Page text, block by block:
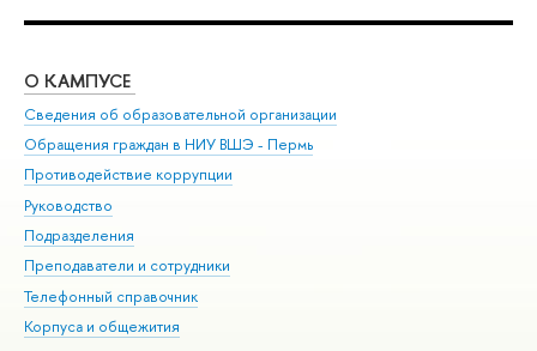
О КАМПУСЕ
Сведения об образовательной организации
Обращения граждан в НИУ ВШЭ - Пермь
Противодействие коррупции
Руководство
Подразделения
Преподаватели и сотрудники
Телефонный справочник
Корпуса и общежития